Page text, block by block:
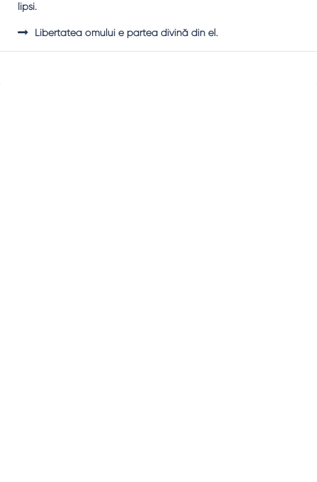
lipsi.
Libertatea omului e partea divină din el.